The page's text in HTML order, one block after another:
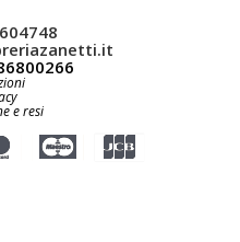
e resi